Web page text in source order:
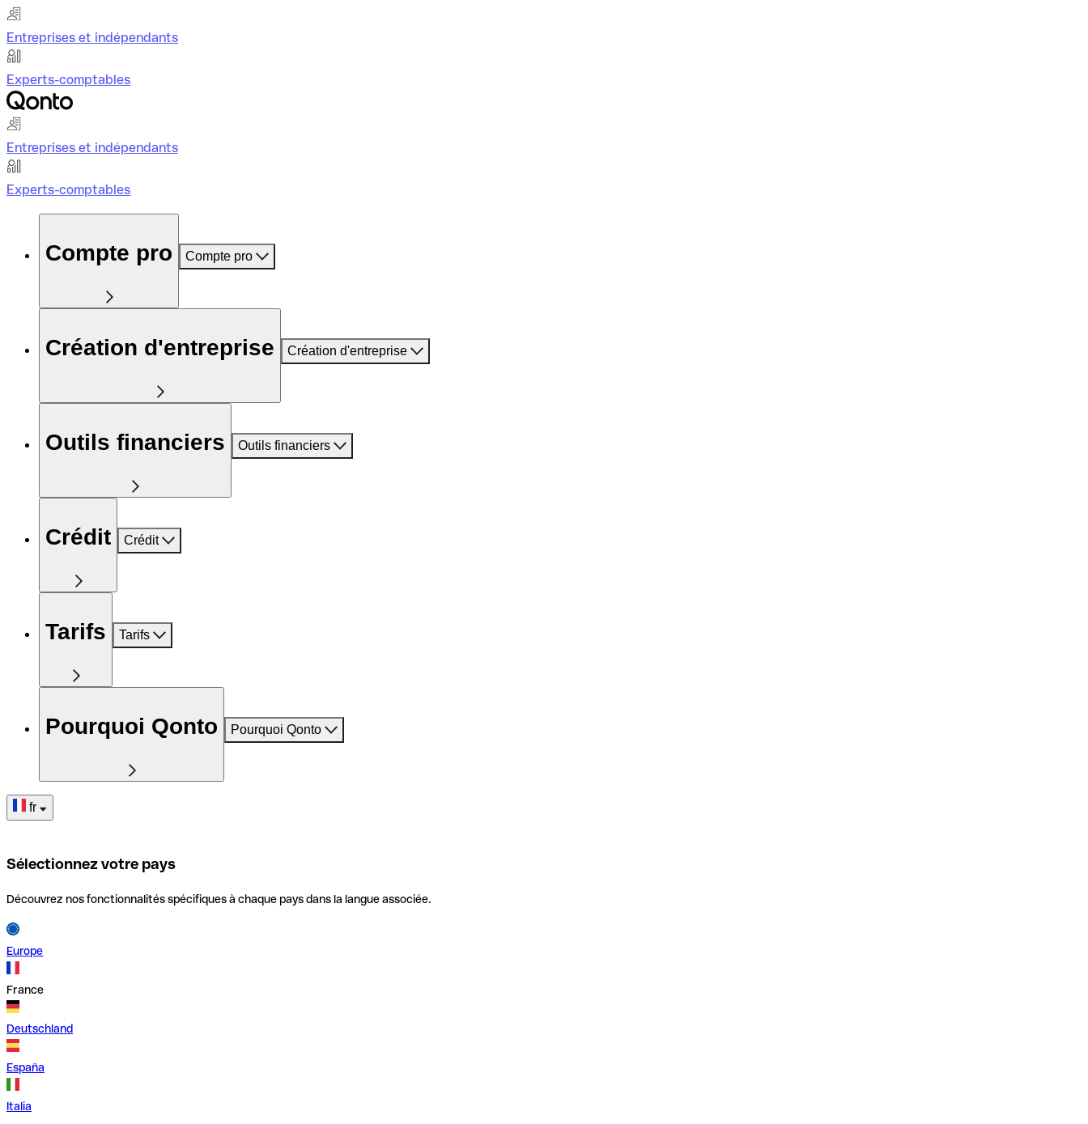
Entreprises et indépendants
Experts-comptables
Entreprises et indépendants
Experts-comptables
Compte pro Compte pro
Création d'entreprise Création d'entreprise
Outils financiers Outils financiers
Crédit Crédit
Tarifs Tarifs
Pourquoi Qonto Pourquoi Qonto
fr
Sélectionnez votre pays
Découvrez nos fonctionnalités spécifiques à chaque pays dans la langue associée.
Europe
France
Deutschland
España
Italia